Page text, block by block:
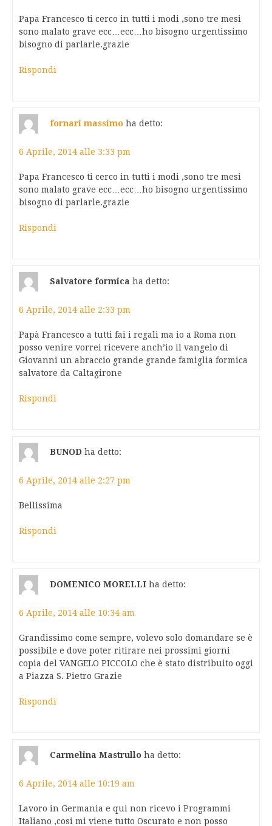
Papa Francesco ti cerco in tutti i modi ,sono tre mesi
sono malato grave ecc…ecc…ho bisogno urgentissimo
bisogno di parlarle.grazie
Rispondi
fornari massimo ha detto:
6 Aprile, 2014 alle 3:33 pm
Papa Francesco ti cerco in tutti i modi ,sono tre mesi
sono malato grave ecc…ecc…ho bisogno urgentissimo
bisogno di parlarle.grazie
Rispondi
Salvatore formica ha detto:
6 Aprile, 2014 alle 2:33 pm
Papà Francesco a tutti fai i regali ma io a Roma non
posso venire vorrei ricevere anch’io il vangelo di
Giovanni un abraccio grande grande famiglia formica
salvatore da Caltagirone
Rispondi
BUNOD ha detto:
6 Aprile, 2014 alle 2:27 pm
Bellissima
Rispondi
DOMENICO MORELLI ha detto:
6 Aprile, 2014 alle 10:34 am
Grandissimo come sempre, volevo solo domandare se è
possibile e dove poter ritirare nei prossimi giorni
copia del VANGELO PICCOLO che è stato distribuito oggi
a Piazza S. Pietro Grazie
Rispondi
Carmelina Mastrullo ha detto:
6 Aprile, 2014 alle 10:19 am
Lavoro in Germania e qui non ricevo i Programmi
Italiano ,cosi mi viene tutto Oscurato e non posso